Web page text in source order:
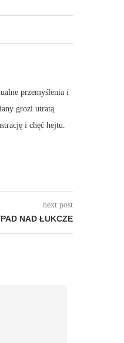
przemyślenia i
grozi utratą
i chęć hejtu.
next post
NAD ŁUKCZE